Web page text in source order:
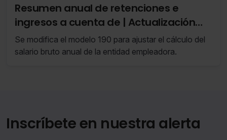
responsable, el procedimiento para pedir la devolución
de ingresos indebidos que resulta aplicable es el de la
LGT art.221.3.
Resumen anual de retenciones e
ingresos a cuenta de | Actualización
enero 2026 (RF 04/26)
Se modifica el modelo 190 para ajustar el cálculo del
salario bruto anual de la entidad empleadora.
Inscríbete en nuestra alerta